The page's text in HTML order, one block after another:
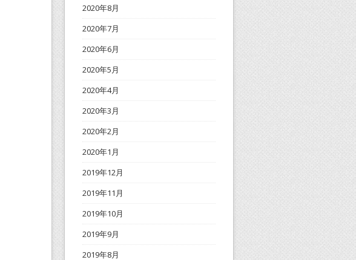
2020年8月
2020年7月
2020年6月
2020年5月
2020年4月
2020年3月
2020年2月
2020年1月
2019年12月
2019年11月
2019年10月
2019年9月
2019年8月